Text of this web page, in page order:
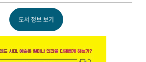
도서 정보 보기